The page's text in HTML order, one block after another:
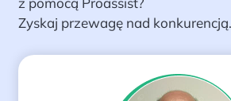
Zyskaj przewagę nad konkurencją.